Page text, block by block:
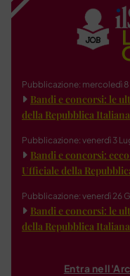
Pubblicazione: mercoledì
Bandi e concorsi: le
della Repubblica
Pubblicazione: venerdì 3
Bandi e concorsi:
Ufficiale della
Pubblicazione: venerdì 26
Bandi e concorsi: le
della Repubblica
Entra